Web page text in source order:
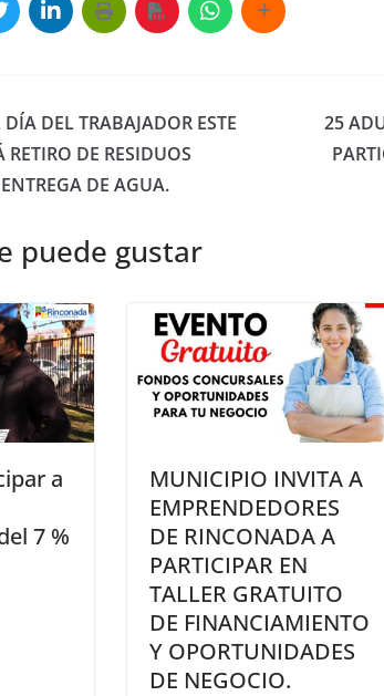
DEL TRABAJADOR ESTE
RETIRO DE RESIDUOS
DE AGUA.
25
puede gustar
a
7 %
MUNICIPIO INVITA A
EMPRENDEDORES
DE RINCONADA A
PARTICIPAR EN
TALLER GRATUITO
DE FINANCIAMIENTO
Y OPORTUNIDADES
DE NEGOCIO.